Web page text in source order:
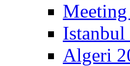
Istanbul
Algeri